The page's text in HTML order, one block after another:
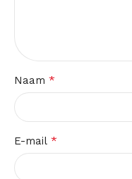
Naam *
E-mail *